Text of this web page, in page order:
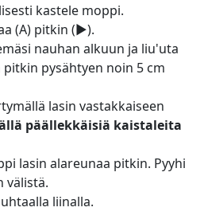
kastele moppi.
(A) pitkin (►).
nauhan alkuun ja liu'uta
pitkin pysähtyen noin 5 cm
lasin vastakkaiseen
päällekkäisiä kaistaleita
lasin alareunaa pitkin. Pyyhi
välistä.
liinalla.